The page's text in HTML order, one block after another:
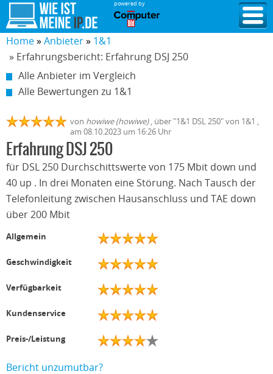
powered by
Home Anbieter
1&1
» Erfahrungsbericht: Erfahrung DSJ 250
Alle Anbieter im Vergleich
Alle Bewertungen zu 1&1
von howiwe (howiwe), über "1&1 DSL 250" von 1&1 ,
am 08.10.2023 um 16:26 Uhr
Erfahrung DSJ 250
für DSL 250 Durchschittswerte von 175 Mbit down und
40 up . In drei Monaten eine Störung. Nach Tausch der
Telefonleitung zwischen Hausanschluss und TAE down
über 200 Mbit
Allgemein
Geschwindigkeit
Verfügbarkeit
Kundenservice
Preis-/Leistung
Bericht unzumutbar?